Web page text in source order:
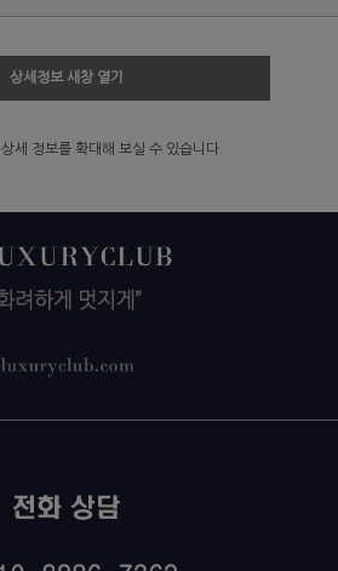
상세정보 새창 열기
상세 정보를 확대해 보실 수 있습니다.